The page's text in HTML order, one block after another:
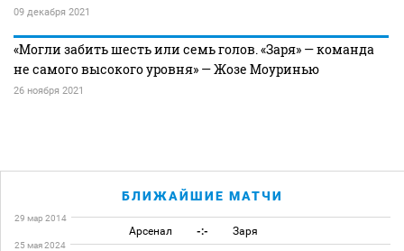
09 декабря 2021
«Могли забить шесть или семь голов. «Заря» — команда
не самого высокого уровня» — Жозе Моуринью
26 ноября 2021
БЛИЖАЙШИЕ МАТЧИ
29 мар 2014
Арсенал -:- Заря
25 мая 2024